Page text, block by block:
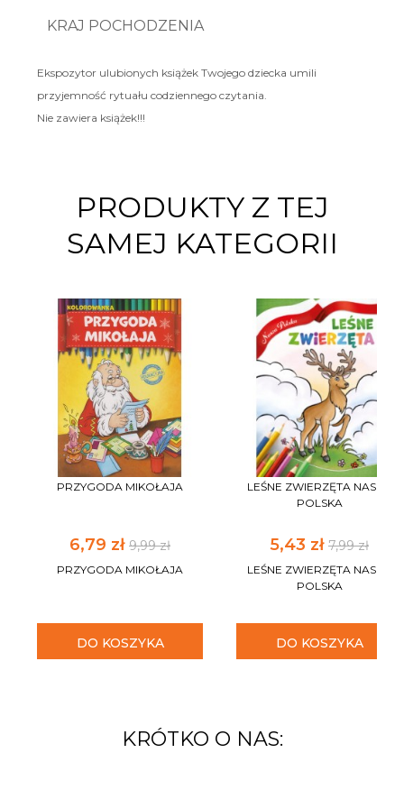
KRAJ POCHODZENIA
Ekspozytor ulubionych książek Twojego dziecka umili
przyjemność rytuału codziennego czytania.
Nie zawiera książek!!!
PRODUKTY Z TEJ
SAMEJ KATEGORII
PRZYGODA MIKOŁAJA
6,79 zł 9,99 zł
PRZYGODA MIKOŁAJA
DO KOSZYKA
LEŚNE ZWIERZĘTA NASZA
POLSKA
5,43 zł 7,99 zł
LEŚNE ZWIERZĘTA NASZA
POLSKA
DO KOSZYKA
KRÓTKO O NAS: